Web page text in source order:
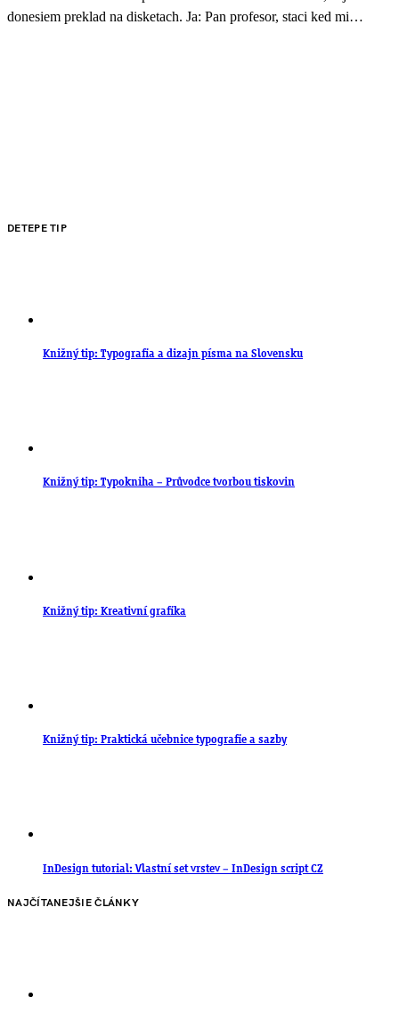
donesiem preklad na disketach. Ja: Pan profesor, staci ked mi…
DETEPE TIP
Knižný tip: Typografia a dizajn písma na Slovensku
Knižný tip: Typokniha – Průvodce tvorbou tiskovin
Knižný tip: Kreativní grafika
Knižný tip: Praktická učebnice typografie a sazby
InDesign tutorial: Vlastní set vrstev – InDesign script CZ
NAJČÍTANEJŠIE ČLÁNKY